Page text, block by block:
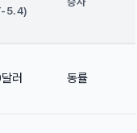
5.4)
러 동률